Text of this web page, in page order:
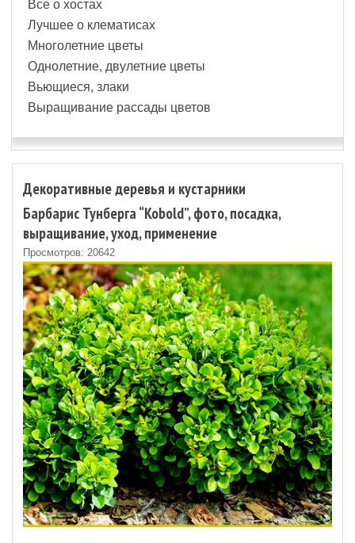
Все о хостах
Лучшее о клематисах
Многолетние цветы
Однолетние, двулетние цветы
Вьющиеся, злаки
Выращивание рассады цветов
Декоративные деревья и кустарники
Барбарис Тунберга “Kobold”, фото, посадка,
выращивание, уход, применение
Просмотров: 20642